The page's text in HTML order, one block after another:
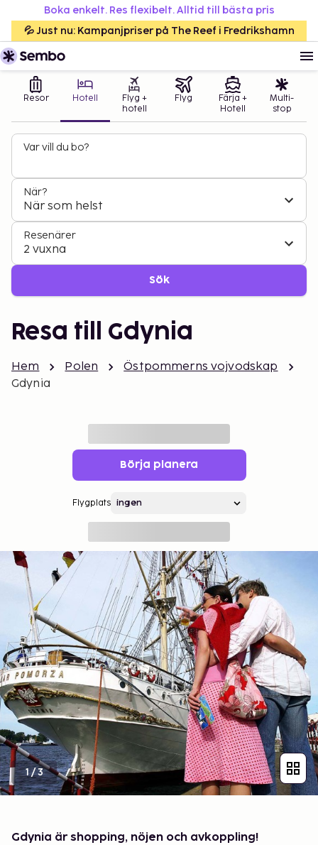
Boka enkelt. Res flexibelt. Alltid till bästa pris
💦 Just nu: Kampanjpriser på The Reef i Fredrikshamn
Resor Hotell
Flyg +
hotell
Flyg
Färja +
Hotell
Multi-
stop
Var vill du bo?
När?
När som helst
Resenärer
2 vuxna
Sök
Resa till Gdynia
Hem Polen
Östpommerns vojvodskap
Gdynia
Börja planera
Flygplats
1/3
Gdynia är shopping, nöjen och avkoppling!